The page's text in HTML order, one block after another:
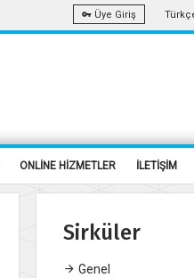
Üye Giriş
ONLİNE HİZMETLER İLETİŞİM
Sirküler
Genel